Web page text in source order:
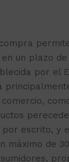
un plazo
por el
escrito, y
máximo de